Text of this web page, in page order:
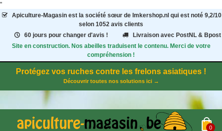
"
Apiculture-Magasinest la société sœur de Imkershop.nl qui est noté 9,2/10
selon 1052 avis clients
60 jours pour changer d'avis !
Livraison avec PostNL & Bpost
Site en construction. Nos abeilles traduisent le contenu. Merci de votre
compréhension !
Protégez vos ruches contre les frelons asiatiques !
Découvrir toutes nos solutions ici →
0